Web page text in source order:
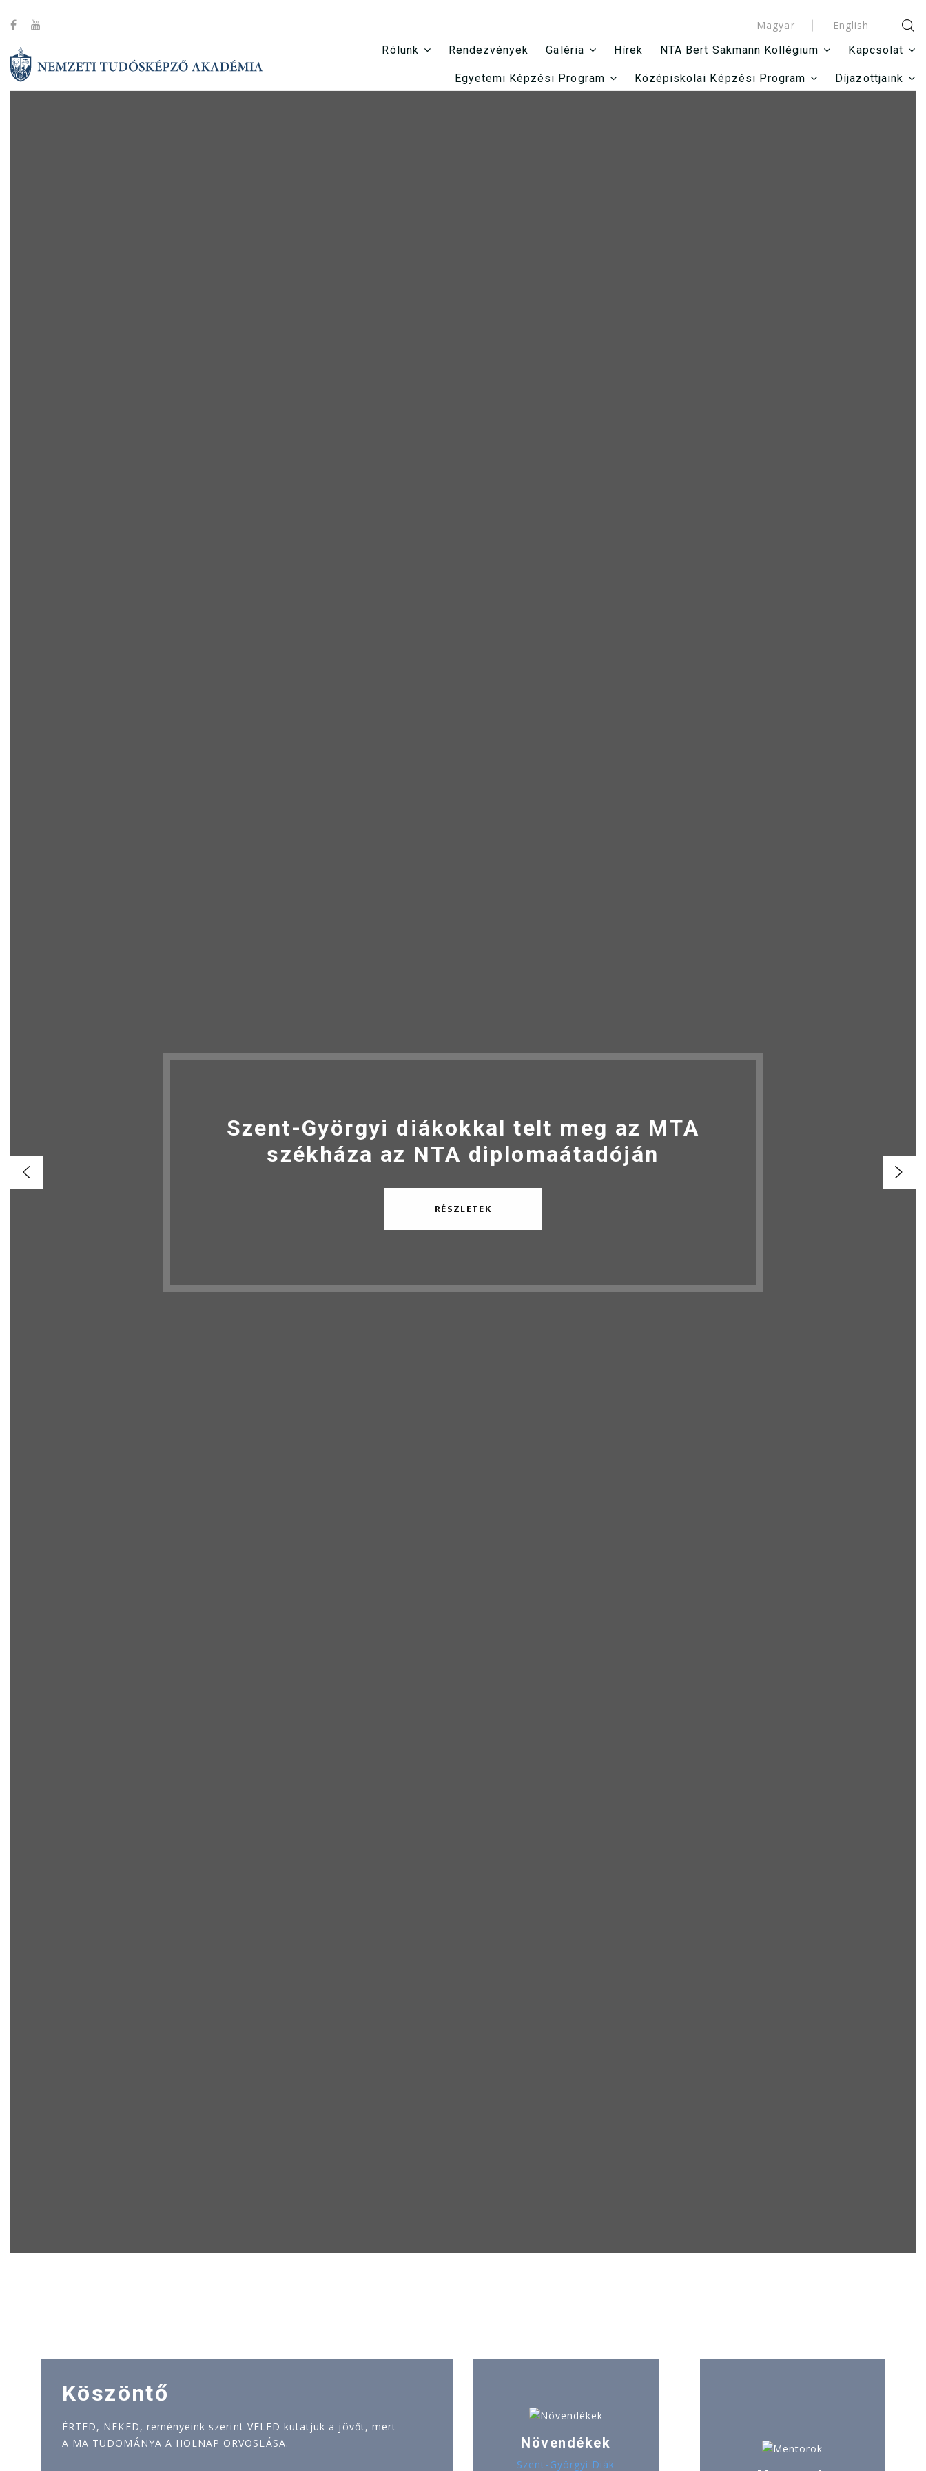
Magyar
English
Rólunk
Rendezvények Galéria Hírek NTA Bert Sakmann Kollégium Kapcsolat
Egyetemi Képzési Program Középiskolai Képzési Program Díjazottjaink
Szent-Györgyi diákokkal telt meg az MTA
székháza az NTA diplomaátadóján
RÉSZLETEK
Köszöntő
ÉRTED, NEKED, reményeink szerint VELED kutatjuk a jövőt, mert
A MA TUDOMÁNYA A HOLNAP ORVOSLÁSA.
Növendékek
Szent-Györgyi Diák